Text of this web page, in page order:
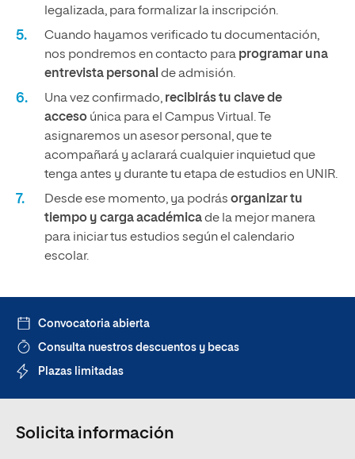
legalizada, para formalizar la inscripción.
Cuando hayamos verificado tu documentación,
nos pondremos en contacto para programar una
entrevista personal de admisión.
Una vez confirmado, recibirás tu clave de
acceso única para el Campus Virtual. Te
asignaremos un asesor personal, que te
acompañará y aclarará cualquier inquietud que
tenga antes y durante tu etapa de estudios en UNIR.
Desde ese momento, ya podrás organizar tu
tiempo y carga académicade la mejor manera
para iniciar tus estudios según el calendario
escolar.
Convocatoria abierta
Consulta nuestros descuentos y becas
Plazas limitadas
Solicita información